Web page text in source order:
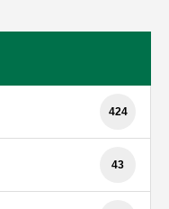
424
43